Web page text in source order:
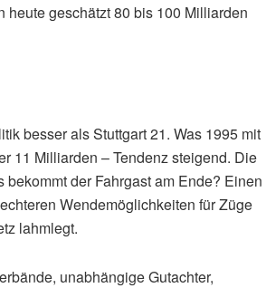
geschätzt 80 bis 100 Milliarden
besser als Stuttgart 21. Was 1995 mit
11 Milliarden – Tendenz steigend. Die
der Fahrgast am Ende? Einen
Wendemöglichkeiten für Züge
lahmlegt.
unabhängige Gutachter,